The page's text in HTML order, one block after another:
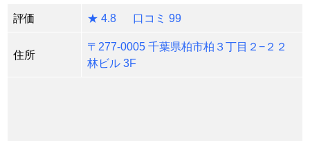
評価 ★ 4.8 口コミ 99
住所
〒277-0005 千葉県柏市柏３丁目２−２２
林ビル 3F